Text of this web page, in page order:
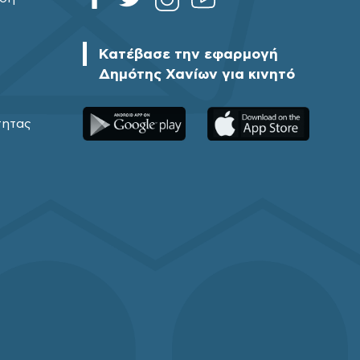
Κατέβασε την εφαρμογή
Δημότης Χανίων για κινητό